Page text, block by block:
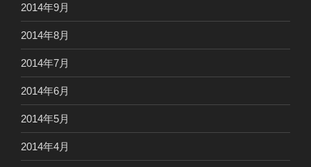
2014年9月
2014年8月
2014年7月
2014年6月
2014年5月
2014年4月